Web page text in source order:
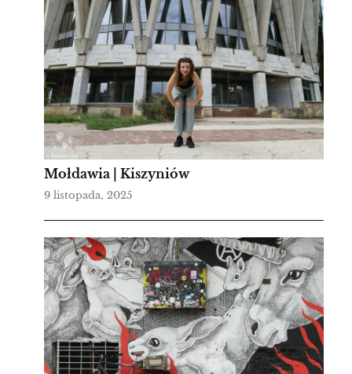
Mołdawia | Kiszyniów
9 listopada, 2025